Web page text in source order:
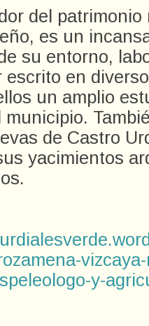
del patrimonio
es un
su entorno,
escrito en
un amplio
municipio.
de Castro
yacimientos
y-